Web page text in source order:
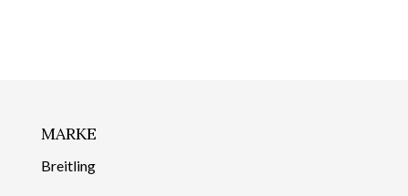
MARKE
Breitling